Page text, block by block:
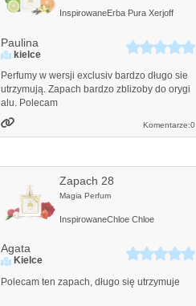
InspirowaneErba Pura Xerjoff
Paulina
kielce
Perfumy w wersji exclusiv bardzo długo sie
utrzymują. Zapach bardzo zblizoby do orygi
alu. Polecam
Komentarze:0
Zapach 28
Magia Perfum
InspirowaneChloe Chloe
Agata
Kielce
Polecam ten zapach, długo się utrzymuje